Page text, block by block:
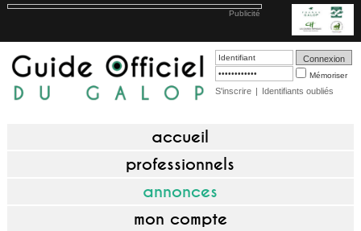
Publicité
Mémoriser
S'inscrire | Identifiants oubliés
accueil
professionnels
annonces
mon compte